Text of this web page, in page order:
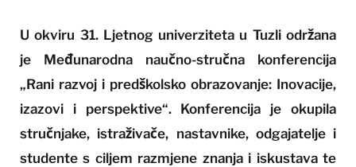
U okviru 31. Ljetnog univerziteta u Tuzli održana
je Međunarodna naučno-stručna konferencija
„Rani razvoj i predškolsko obrazovanje: Inovacije,
izazovi i perspektive“. Konferencija je okupila
stručnjake, istraživače, nastavnike, odgajatelje i
studente s ciljem razmjene znanja i iskustava te